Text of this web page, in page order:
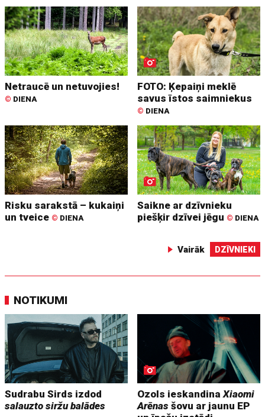
Netraucē un netuvojies!
© DIENA
FOTO: Ķepaiņi meklē
savus īstos saimniekus
© DIENA
Risku sarakstā – kukaiņi
un tveice © DIENA
Saikne ar dzīvnieku
piešķir dzīvei jēgu © DIENA
Vairāk DZĪVNIEKI
NOTIKUMI
Sudrabu Sirds izdod
salauzto siržu balādes
Ozols ieskandinaXiaomi
Arēnas šovu ar jaunu EP